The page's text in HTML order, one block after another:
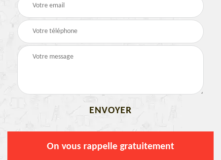
On vous rappelle gratuitement